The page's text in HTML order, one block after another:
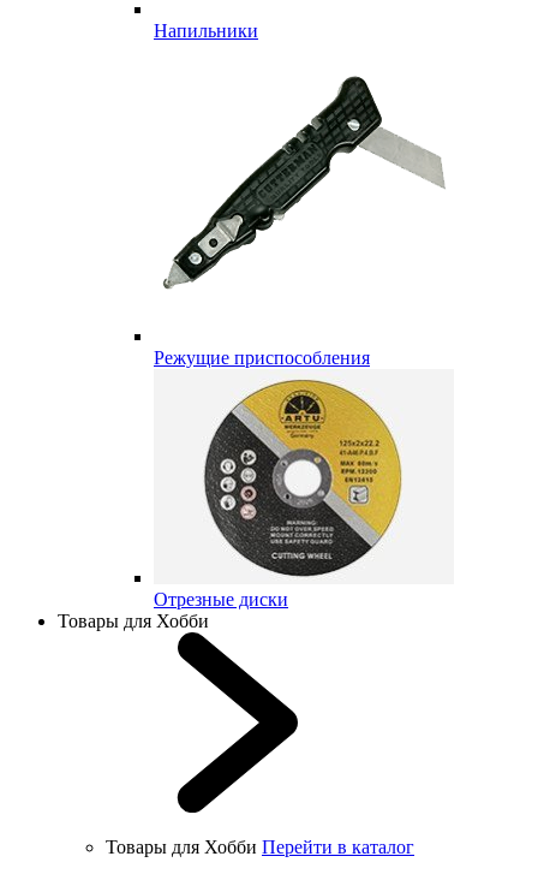
Напильники
Режущие приспособления
Отрезные диски
Товары для Хобби
Товары для Хобби Перейти в каталог